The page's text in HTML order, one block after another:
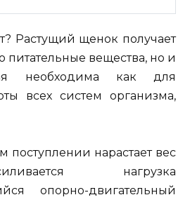
Растущий щенок получает
питательные вещества, но и
необходима как для
всех систем организма,
поступлении нарастает вес
нагрузка
опорно-двигательный